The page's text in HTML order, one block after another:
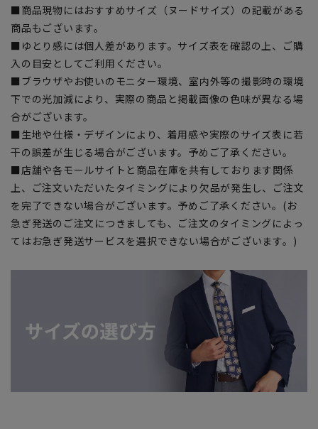
■商品現物にはおすすめサイズ（ヌードサイズ）の記載がある
商品もございます。
■ゆとり感には個人差があります。サイズ表を確認の上、ご購
入の目安としてご利用ください。
■ブラウザやお使いのモニター環境、室内外等の撮影時の環境
下での光加減により、実際の商品と掲載画像の色味が異なる場
合がございます。
■生地や仕様・デザインにより、着用感や実際のサイズ表に若
干の誤差が生じる場合がございます。予めご了承ください。
■店舗や各モールサイトと商品在庫を共有しております関係
上、ご注文いただいたタイミングにより欠品が発生し、ご注文
を完了できない場合がございます。予めご了承ください。(お
急ぎ発送のご注文につきましても、ご注文のタイミングによっ
てはお急ぎ発送サービスを選択できない場合がございます。)